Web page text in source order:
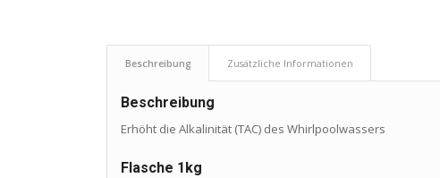
Beschreibung Zusätzliche Informationen
Beschreibung
Erhöht die Alkalinität (TAC) des Whirlpoolwassers
Flasche 1kg